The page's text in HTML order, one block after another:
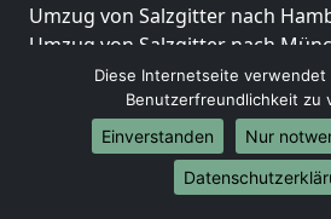
Umzug von Salzgitter nach
Umzug von Salzgitter nach
Umzug von Salzgitter nach Köln
Umzug von Salzgitter nach
Umzug von Salzgitter nach
Umzug von Salzgitter nach
Umzug von Salzgitter nach
Diese Internetseite verwendet
Benutzerfreundlichkeit zu
Einverstanden
Nur